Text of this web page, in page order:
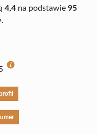
4,4 na podstawie 95